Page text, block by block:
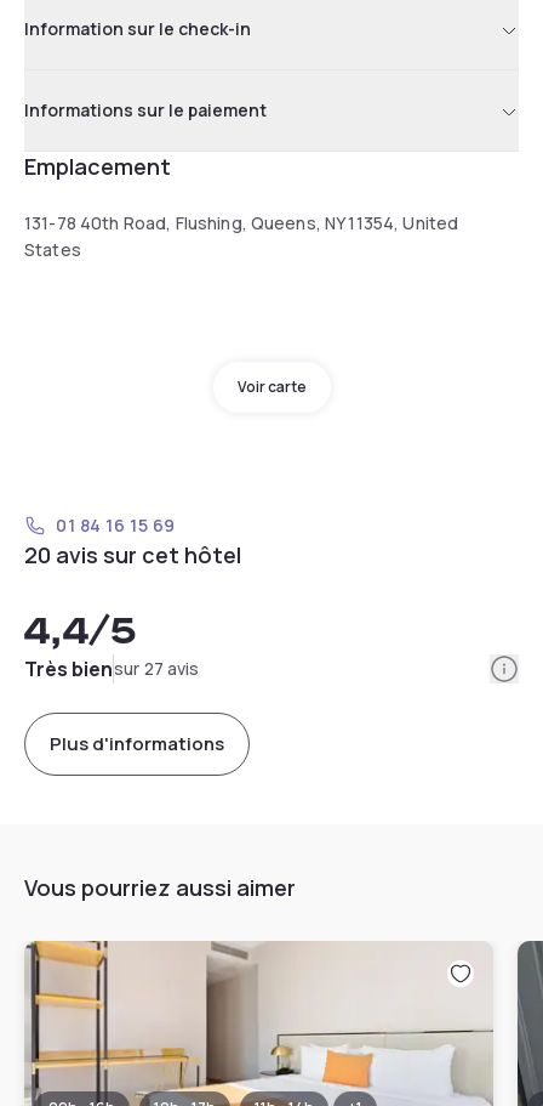
Information sur le check-in
Informations sur le paiement
Emplacement
131-78 40th Road, Flushing, Queens, NY 11354, United
States
Voir carte
01 84 16 15 69
20 avis sur cet hôtel
4,4/5
Très biensur 27 avis
Plus d'informations
Vous pourriez aussi aimer